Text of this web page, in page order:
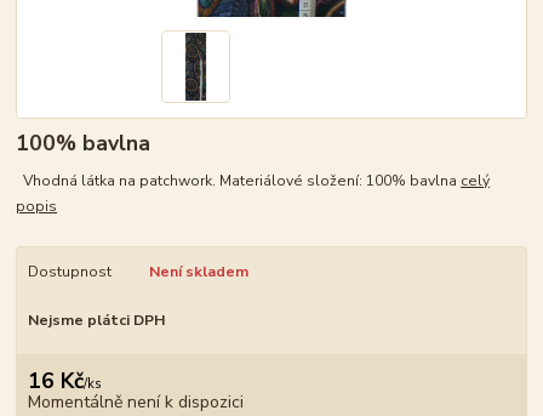
100% bavlna
Vhodná látka na patchwork. Materiálové složení: 100% bavlna celý
popis
Dostupnost Není skladem
Nejsme plátci DPH
16 Kč/ks
Momentálně není k dispozici